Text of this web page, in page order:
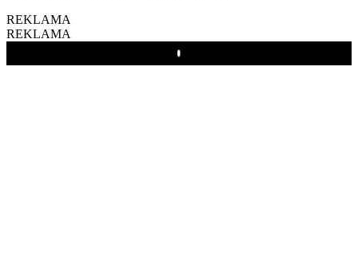
REKLAMA
REKLAMA
Play